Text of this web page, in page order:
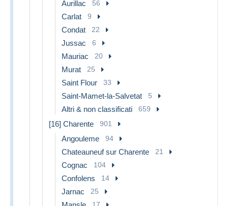
Aurillac 56
Carlat 9
Condat 22
Jussac 6
Mauriac 20
Murat 25
Saint Flour 33
Saint-Mamet-la-Salvetat 5
Altri & non classificati 659
[16] Charente 901
Angouleme 94
Chateauneuf sur Charente 21
Cognac 104
Confolens 14
Jarnac 25